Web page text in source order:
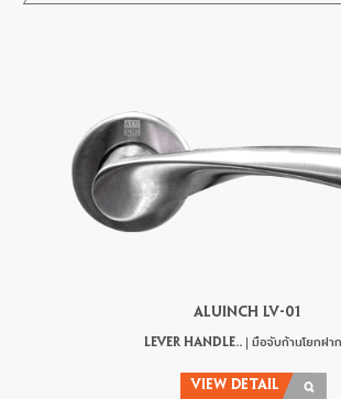
ALUINCH LV-01
LEVER HANDLE.. | มือจับก้านโยกฝา
VIEW DETAIL